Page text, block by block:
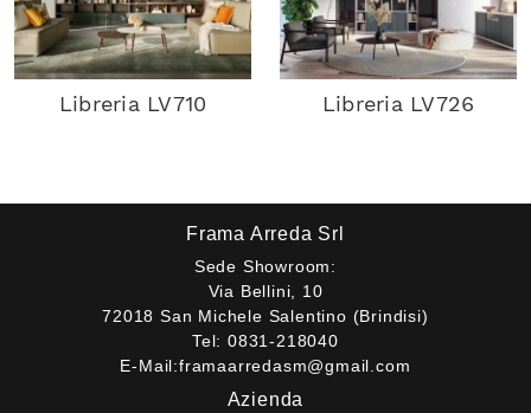
Libreria LV710 Libreria LV726
Frama Arreda Srl
Sede Showroom:
Via Bellini, 10
72018 San Michele Salentino (Brindisi)
Tel: 0831-218040
E-Mail:framaarredasm@gmail.com
Azienda